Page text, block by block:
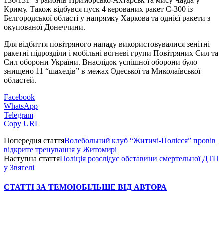
Криму. Також відбувся пуск 4 керованих ракет С-300 із
Бєлгородської області у напрямку Харкова та однієї ракети з
окупованої Донеччини.
Для відбиття повітряного нападу використовувалися зенітні
ракетні підрозділи і мобільні вогневі групи Повітряних Сил та
Сил оборони України. Внаслідок успішної оборони було
знищено 11 “шахедів” в межах Одеської та Миколаївської
областей.
Facebook
WhatsApp
Telegram
Copy URL
Попередня статтяВолебольний клуб “Житичі-Полісся” провів
відкрите тренування у Житомирі
Наступна статтяПоліція розслідує обставини смертельної ДТП
у Звягелі
СТАТТІ ЗА ТЕМОЮБІЛЬШЕ ВІД АВТОРА